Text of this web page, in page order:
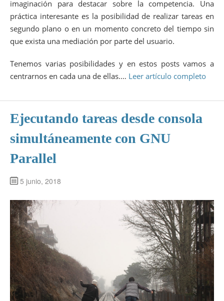
imaginación para destacar sobre la competencia. Una
práctica interesante es la posibilidad de realizar tareas en
segundo plano o en un momento concreto del tiempo sin
que exista una mediación por parte del usuario.
Tenemos varias posibilidades y en estos posts vamos a
centrarnos en cada una de ellas.… Leer artículo completo
Ejecutando tareas desde consola
simultáneamente con GNU
Parallel
5 junio, 2018